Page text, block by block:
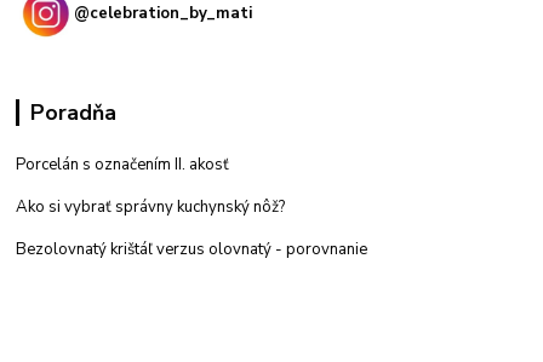
@celebration_by_mati
Poradňa
Porcelán s označením II. akosť
Ako si vybrať správny kuchynský nôž?
Bezolovnatý krištáľ verzus olovnatý - porovnanie